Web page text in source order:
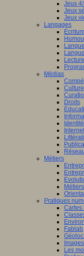
Jeux
Jeux
Jeux
Langages
Ecriture
Lecture
Médias
Droits
Métiers
Pratiques
Cartes
Fablab
Images
Les